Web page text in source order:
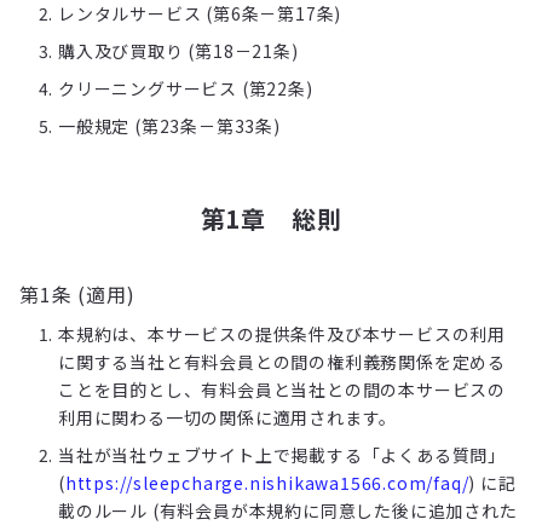
レンタルサービス (第6条－第17条)
購入及び買取り (第18－21条)
クリーニングサービス (第22条)
一般規定 (第23条－第33条)
第1章 総則
第1条 (適用)
本規約は、本サービスの提供条件及び本サービスの利用
に関する当社と有料会員との間の権利義務関係を定める
ことを目的とし、有料会員と当社との間の本サービスの
利用に関わる一切の関係に適用されます。
当社が当社ウェブサイト上で掲載する「よくある質問」
(https://sleepcharge.nishikawa1566.com/faq/) に記
載のルール (有料会員が本規約に同意した後に追加された